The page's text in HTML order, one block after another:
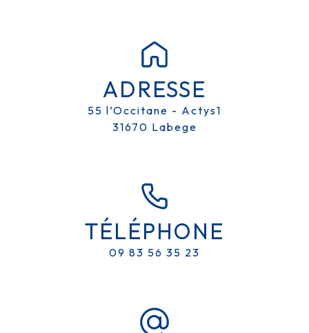
SÉCURITÉ DOMICILE ET
ENTREPRISE À LABEGE
AVISYS SÉCURITE
ADRESSE
55 l’Occitane - Actys1
31670 Labege
TÉLÉPHONE
09 83 56 35 23